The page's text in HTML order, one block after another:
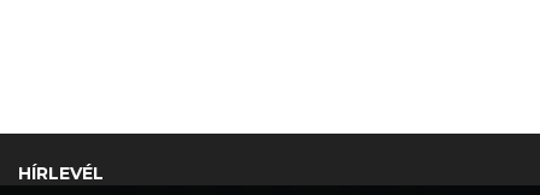
HÍRLEVÉL